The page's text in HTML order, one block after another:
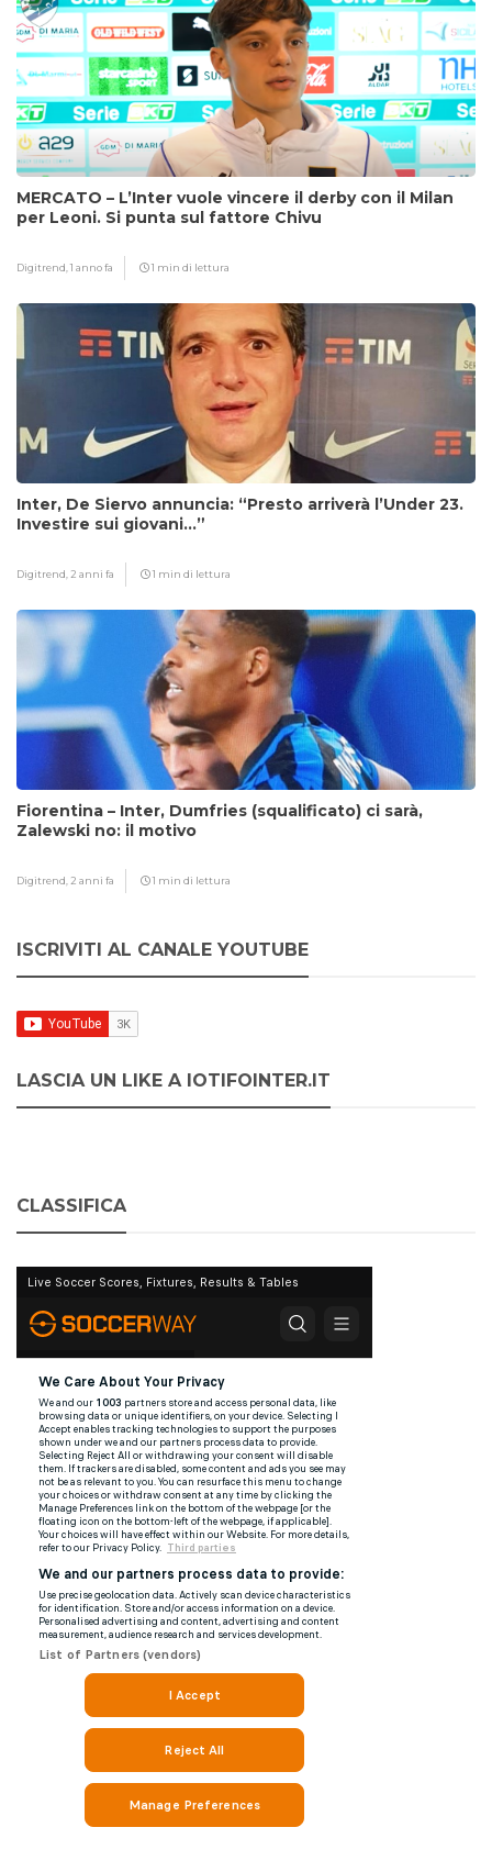
MERCATO – L’Inter vuole vincere il derby con il Milan
per Leoni. Si punta sul fattore Chivu
Digitrend,1 anno fa 1 min di lettura
Inter, De Siervo annuncia: “Presto arriverà l’Under 23.
Investire sui giovani…”
Digitrend, 2 anni fa 1 min di lettura
Fiorentina – Inter, Dumfries (squalificato) ci sarà,
Zalewski no: il motivo
Digitrend, 2 anni fa 1 min di lettura
ISCRIVITI AL CANALE YOUTUBE
LASCIA UN LIKE A IOTIFOINTER.IT
CLASSIFICA